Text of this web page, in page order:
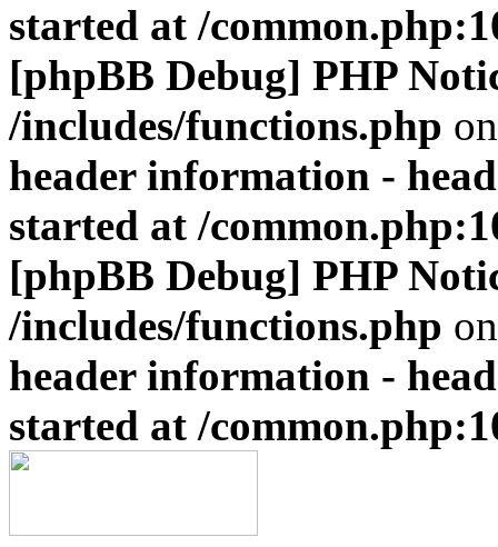
started at /
[phpBB Debug] PHP
/includes/functions.php
header information -
started at /
[phpBB Debug] PHP
/includes/functions.php
header information -
started at /